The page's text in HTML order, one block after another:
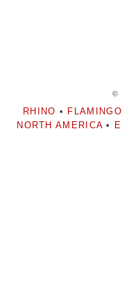
©
RHINO • FLAMINGO
NORTH AMERICA •